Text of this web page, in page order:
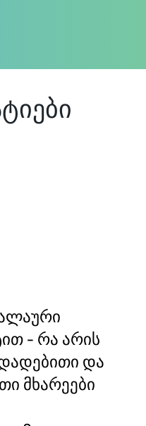
- რა არის
და
მხარეები